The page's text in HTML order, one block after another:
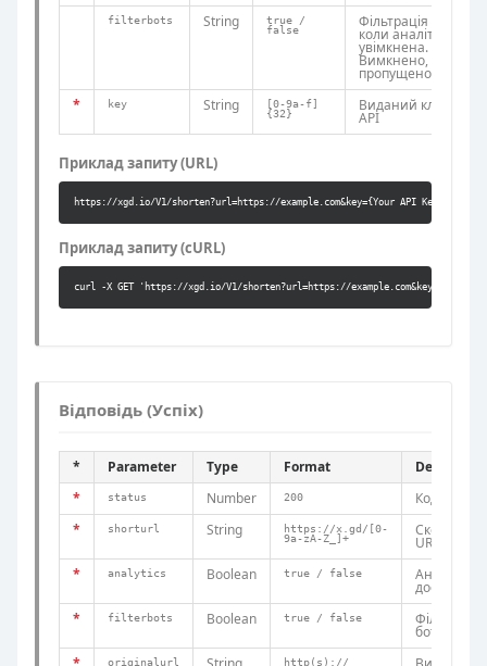
filterbots String
true /
false
Фільтрація ботів
коли аналітика
увімкнена.
Вимкнено, якщо
пропущено
*
key String
[0-9a-f]
{32}
Виданий ключ
API
Приклад запиту (URL)
https://xgd.io/V1/shorten?url=https://example.com&key={Your API Key}
Приклад запиту (cURL)
curl -X GET 'https://xgd.io/V1/shorten?url=https://example.com&key={Your
Відповідь (Успіх)
* Parameter Type Format
*
status Number 200
Код стану
*
shorturl String
https://x.gd/[0-
9a-zA-Z_]+
URL
*
analytics Boolean true / false Аналітика
доступу
*
filterbots Boolean true / false Фільтрація
ботів
originalurl http(s)://